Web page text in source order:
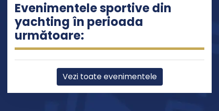
Evenimentele sportive din
yachting în perioada
următoare:
Vezi toate evenimentele